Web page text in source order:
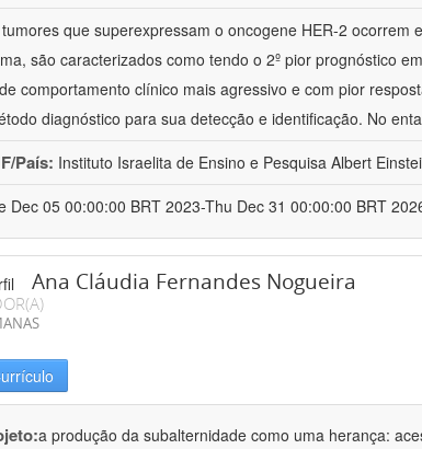
que superexpressam o oncogene HER-2 ocorrem
são caracterizados como tendo o 2º pior prognóstico
comportamento clínico mais agressivo e com pior
diagnóstico para sua detecção e identificação. No
País: Instituto Israelita de Ensino e Pesquisa Albert
Dec 05 00:00:00 BRT 2023-Thu Dec 31 00:00:00 BRT
Ana Cláudia Fernandes Nogueira
a produção da subalternidade como uma herança: